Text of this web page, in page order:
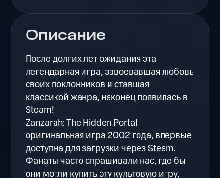
Описание
После долгих лет ожидания эта
легендарная игра, завоевавшая любовь
своих поклонников и ставшая
классикой жанра, наконец появилась в
Steam!
Zanzarah: The Hidden Portal,
оригинальная игра 2002 года, впервые
доступна для загрузки через Steam.
Фанаты часто спрашивали нас, где бы
они могли купить эту культовую игру,